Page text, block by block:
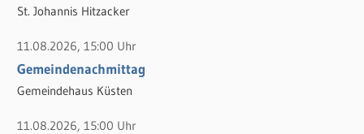
:St. Johannis Hitzacker
11.08.2026, 15:00 Uhr
Gemeindenachmittag
Gemeindehaus Küsten
11.08.2026, 15:00 Uhr